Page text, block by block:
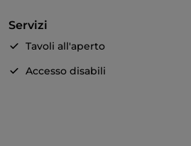
Servizi
Tavoli all'aperto
Accesso disabili